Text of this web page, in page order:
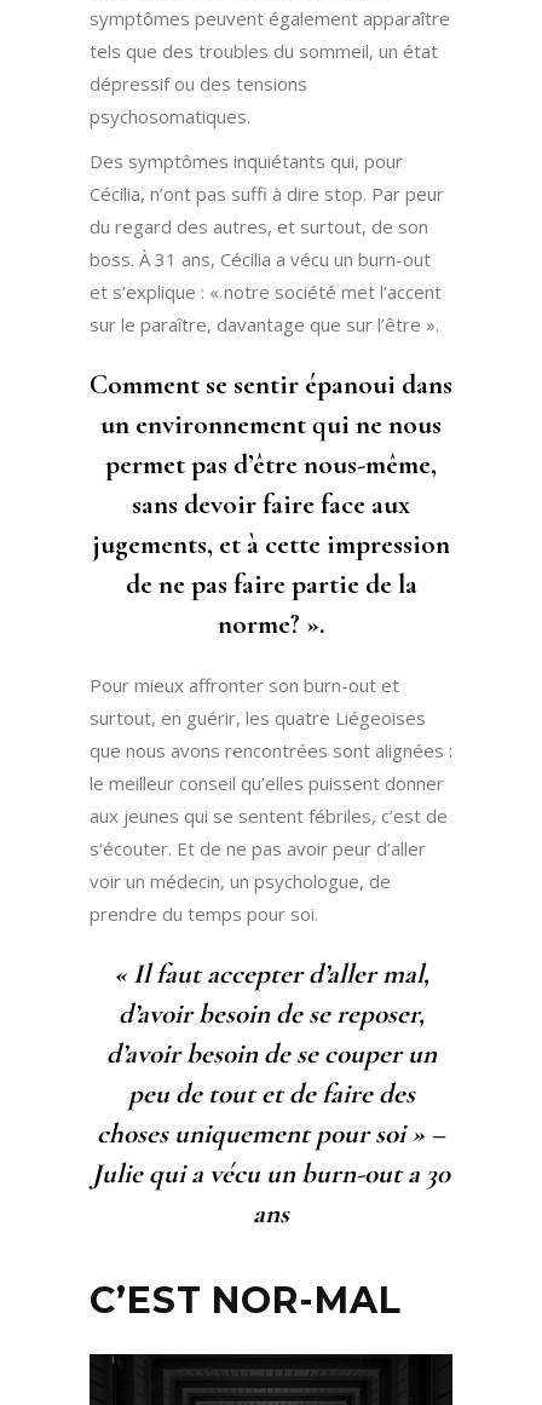
symptômes peuvent également apparaître
tels que des troubles du sommeil, un état
dépressif ou des tensions
psychosomatiques.
Des symptômes inquiétants qui, pour
Cécilia, n’ont pas suffi à dire stop. Par peur
du regard des autres, et surtout, de son
boss. À 31 ans, Cécilia a vécu un burn-out
et s’explique : « notre société met l’accent
sur le paraître, davantage que sur l’être ».
Comment se sentir épanoui dans
un environnement qui ne nous
permet pas d’être nous-même,
sans devoir faire face aux
jugements, et à cette impression
de ne pas faire partie de la
norme? ».
Pour mieux affronter son burn-out et
surtout, en guérir, les quatre Liégeoises
que nous avons rencontrées sont alignées :
le meilleur conseil qu’elles puissent donner
aux jeunes qui se sentent fébriles, c’est de
s’écouter. Et de ne pas avoir peur d’aller
voir un médecin, un psychologue, de
prendre du temps pour soi.
« Il faut accepter d’aller mal,
d’avoir besoin de se reposer,
d’avoir besoin de se couper un
peu de tout et de faire des
choses uniquement pour soi » –
Julie qui a vécu un burn-out a 30
ans
C’EST NOR-MAL